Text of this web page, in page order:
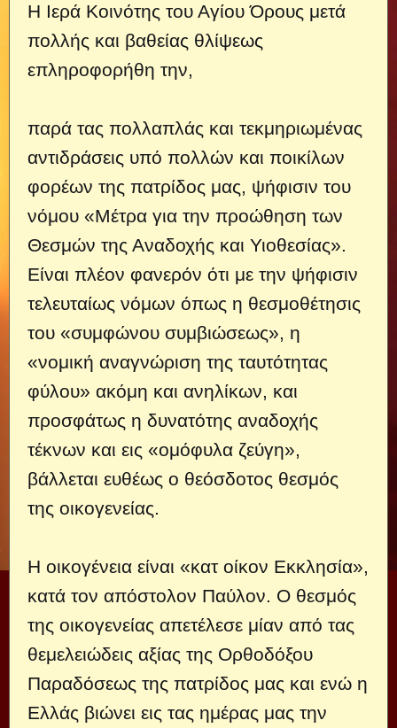
Η Ιερά Κοινότης του Αγίου Όρους μετά
πολλής και βαθείας θλίψεως
επληροφορήθη την,
παρά τας πολλαπλάς και τεκμηριωμένας
αντιδράσεις υπό πολλών και ποικίλων
φορέων της πατρίδος μας, ψήφισιν του
νόμου «Μέτρα για την προώθηση των
Θεσμών της Αναδοχής και Υιοθεσίας».
Είναι πλέον φανερόν ότι με την ψήφισιν
τελευταίως νόμων όπως η θεσμοθέτησις
του «συμφώνου συμβιώσεως», η
«νομική αναγνώριση της ταυτότητας
φύλου» ακόμη και ανηλίκων, και
προσφάτως η δυνατότης αναδοχής
τέκνων και εις «ομόφυλα ζεύγη»,
βάλλεται ευθέως ο θεόσδοτος θεσμός
της οικογενείας.
Η οικογένεια είναι «κατ οίκον Εκκλησία»,
κατά τον απόστολον Παύλον. Ο θεσμός
της οικογενείας απετέλεσε μίαν από τας
θεμελειώδεις αξίας της Ορθοδόξου
Παραδόσεως της πατρίδος μας και ενώ η
Ελλάς βιώνει εις τας ημέρας μας την